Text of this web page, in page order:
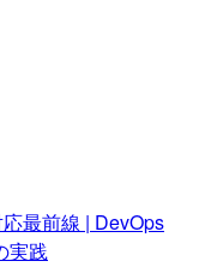
最前線 | DevOps
実践